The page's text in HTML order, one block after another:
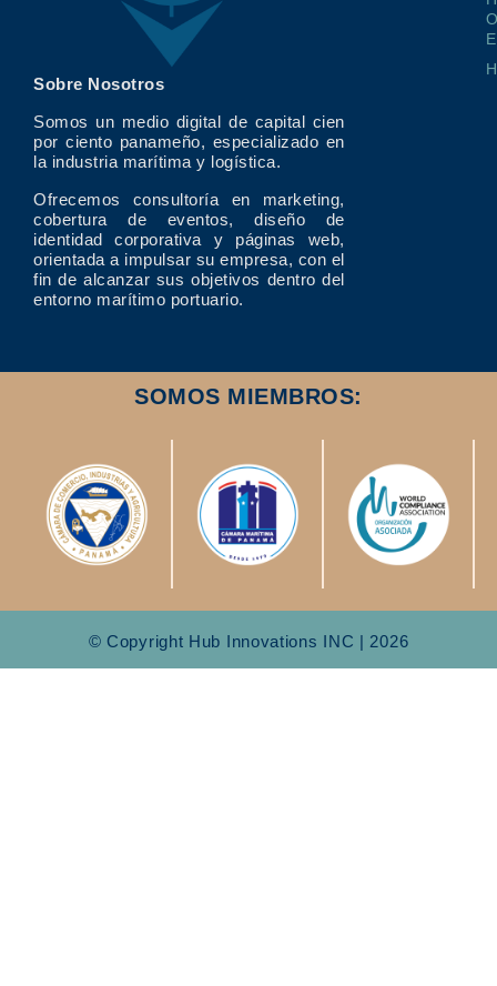
Sobre Nosotros
Somos un medio digital de capital cien
por ciento panameño, especializado en
la industria marítima y logística.
Ofrecemos consultoría en marketing,
cobertura de eventos, diseño de
identidad corporativa y páginas web,
orientada a impulsar su empresa, con el
fin de alcanzar sus objetivos dentro del
entorno marítimo portuario.
SOMOS MIEMBROS:
© Copyright Hub Innovations INC | 2026